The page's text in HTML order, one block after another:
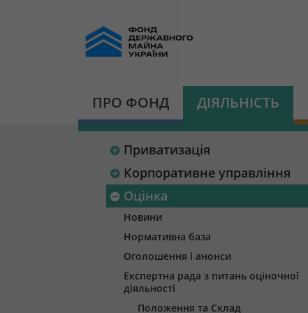
ПРО ФОНД ДІЯЛЬНІСТЬ
Приватизація
Корпоративне управління
Оцінка
Новини
Нормативна база
Оголошення і анонси
Експертна рада з питань оціночної
діяльності
Положення та Склад